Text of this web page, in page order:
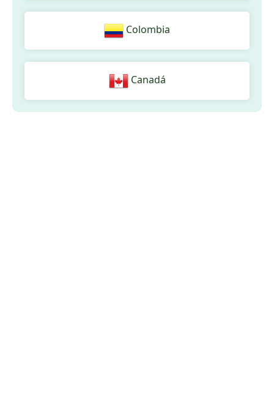
Colombia
Canadá